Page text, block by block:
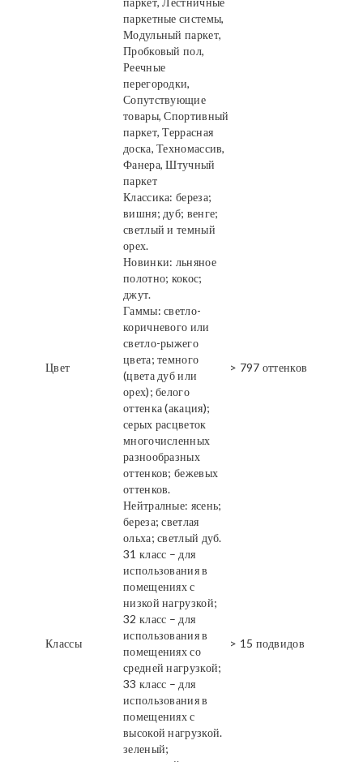
паркетные системы,
Модульный паркет,
Пробковый пол,
Реечные
перегородки,
Сопутствующие
товары, Спортивный
паркет, Террасная
доска, Техномассив,
Фанера, Штучный
паркет
Цвет
Классика: береза;
вишня; дуб; венге;
светлый и темный
орех.
Новинки: льняное
полотно; кокос;
джут.
Гаммы: светло-
коричневого или
светло-рыжего
цвета; темного
(цвета дуб или
орех); белого
оттенка (акация);
серых расцветок
многочисленных
разнообразных
оттенков; бежевых
оттенков.
Нейтралные: ясень;
береза; светлая
ольха; светлый дуб.
> 797 оттенков
Классы
31 класс – для
использования в
помещениях с
низкой нагрузкой;
32 класс – для
использования в
помещениях со
средней нагрузкой;
33 класс – для
использования в
помещениях с
высокой нагрузкой.
> 15 подвидов
зеленый;